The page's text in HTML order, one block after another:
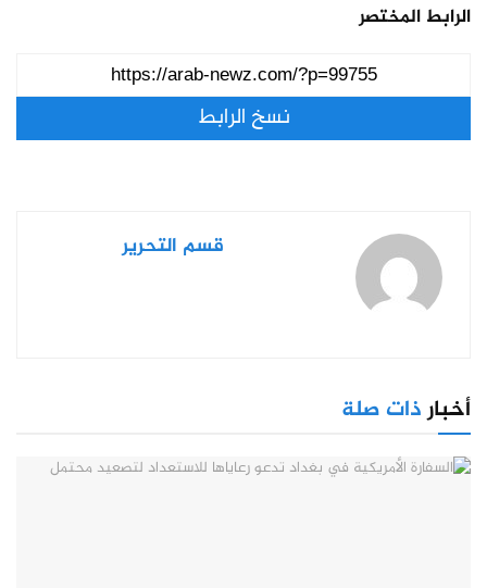
الرابط المختصر
نسخ الرابط
قسم التحرير
أخبارذات صلة